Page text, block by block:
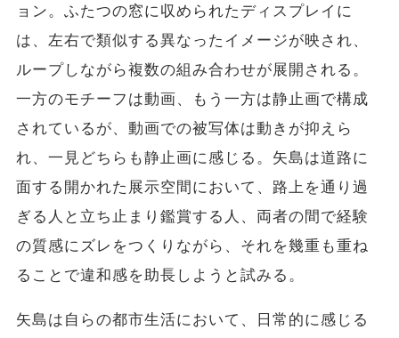
ョン。ふたつの窓に収められたディスプレイに
は、左右で類似する異なったイメージが映され、
ループしながら複数の組み合わせが展開される。
一方のモチーフは動画、もう一方は静止画で構成
されているが、動画での被写体は動きが抑えら
れ、一見どちらも静止画に感じる。矢島は道路に
面する開かれた展示空間において、路上を通り過
ぎる人と立ち止まり鑑賞する人、両者の間で経験
の質感にズレをつくりながら、それを幾重も重ね
ることで違和感を助長しようと試みる。
矢島は自らの都市生活において、日常的に感じる